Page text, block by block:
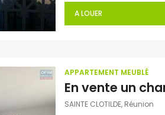
A LOUER
APPARTEMENT MEUBLÉ
SAINTE CLOTILDE, Réunion
La Ravine des
49 rue du Père
Cabris 97410 SAINT